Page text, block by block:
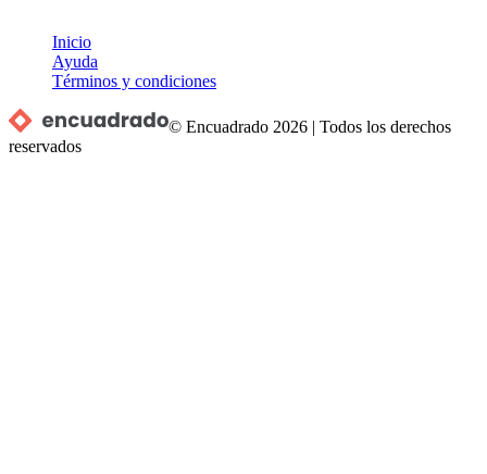
Inicio
Ayuda
Términos y condiciones
© Encuadrado 2026 |Todos los derechos
reservados